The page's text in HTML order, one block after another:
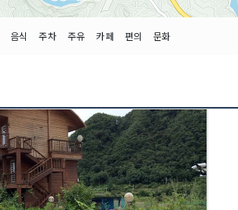
음식 주차 주유 카페 편의 문화